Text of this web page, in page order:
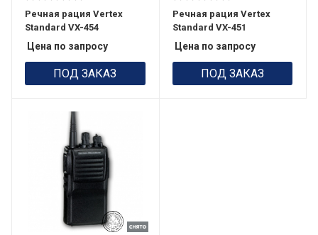
Речная рация Vertex
Standard VX-454
Цена по запросу
ПОД ЗАКАЗ
Речная рация Vertex
Standard VX-451
Цена по запросу
ПОД ЗАКАЗ